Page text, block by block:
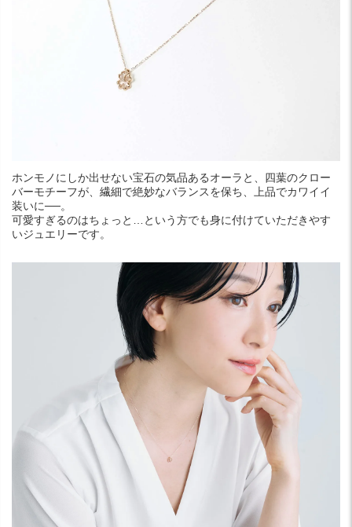
ホンモノにしか出せない宝石の気品あるオーラと、四葉のクロー
バーモチーフが、繊細で絶妙なバランスを保ち、上品でカワイイ
装いに──。
可愛すぎるのはちょっと…という方でも身に付けていただきやす
いジュエリーです。